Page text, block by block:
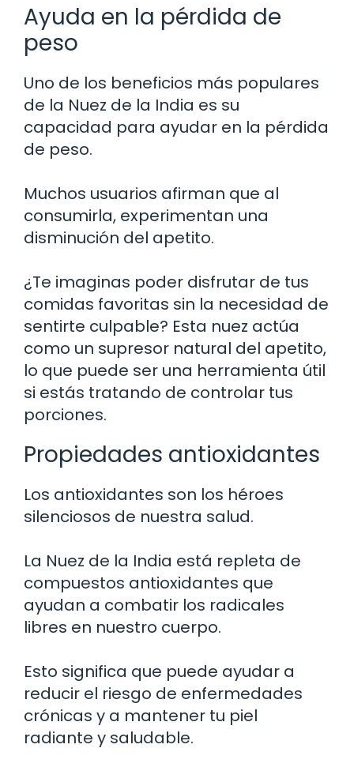
Ayuda en la pérdida de
peso
Uno de los beneficios más populares
de la Nuez de la India es su
capacidad para ayudar en la pérdida
de peso.
Muchos usuarios afirman que al
consumirla, experimentan una
disminución del apetito.
¿Te imaginas poder disfrutar de tus
comidas favoritas sin la necesidad de
sentirte culpable? Esta nuez actúa
como un supresor natural del apetito,
lo que puede ser una herramienta útil
si estás tratando de controlar tus
porciones.
Propiedades antioxidantes
Los antioxidantes son los héroes
silenciosos de nuestra salud.
La Nuez de la India está repleta de
compuestos antioxidantes que
ayudan a combatir los radicales
libres en nuestro cuerpo.
Esto significa que puede ayudar a
reducir el riesgo de enfermedades
crónicas y a mantener tu piel
radiante y saludable.